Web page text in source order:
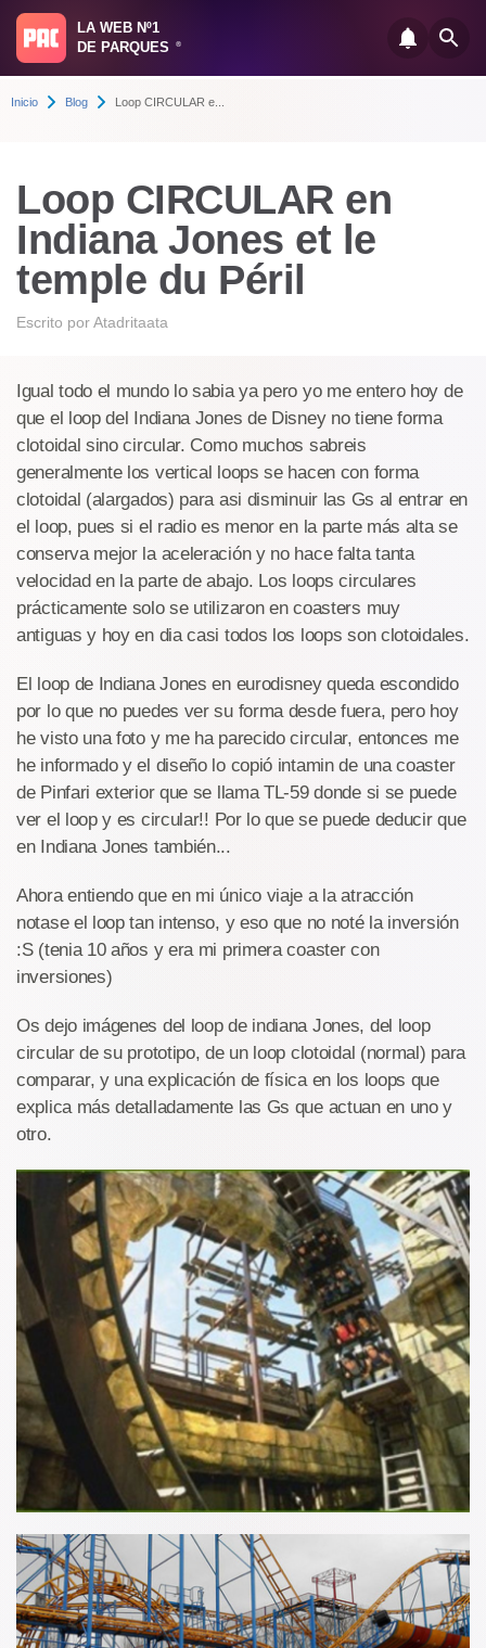
LA WEB Nº1
DE PARQUES
®
Inicio Blog Loop CIRCULAR e...
Loop CIRCULAR en
Indiana Jones et le
temple du Péril
Escrito porAtadritaata
Igual todo el mundo lo sabia ya pero yo me entero hoy de
que el loop del Indiana Jones de Disney no tiene forma
clotoidal sino circular. Como muchos sabreis
generalmente los vertical loops se hacen con forma
clotoidal (alargados) para asi disminuir las Gs al entrar en
el loop, pues si el radio es menor en la parte más alta se
conserva mejor la aceleración y no hace falta tanta
velocidad en la parte de abajo. Los loops circulares
prácticamente solo se utilizaron en coasters muy
antiguas y hoy en dia casi todos los loops son clotoidales.
El loop de Indiana Jones en eurodisney queda escondido
por lo que no puedes ver su forma desde fuera, pero hoy
he visto una foto y me ha parecido circular, entonces me
he informado y el diseño lo copió intamin de una coaster
de Pinfari exterior que se llama TL-59 donde si se puede
ver el loop y es circular!! Por lo que se puede deducir que
en Indiana Jones también...
Ahora entiendo que en mi único viaje a la atracción
notase el loop tan intenso, y eso que no noté la inversión
:S (tenia 10 años y era mi primera coaster con
inversiones)
Os dejo imágenes del loop de indiana Jones, del loop
circular de su prototipo, de un loop clotoidal (normal) para
comparar, y una explicación de física en los loops que
explica más detalladamente las Gs que actuan en uno y
otro.